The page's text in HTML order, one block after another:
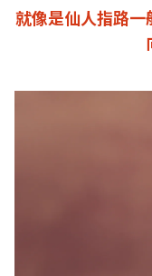
就像是仙人指路